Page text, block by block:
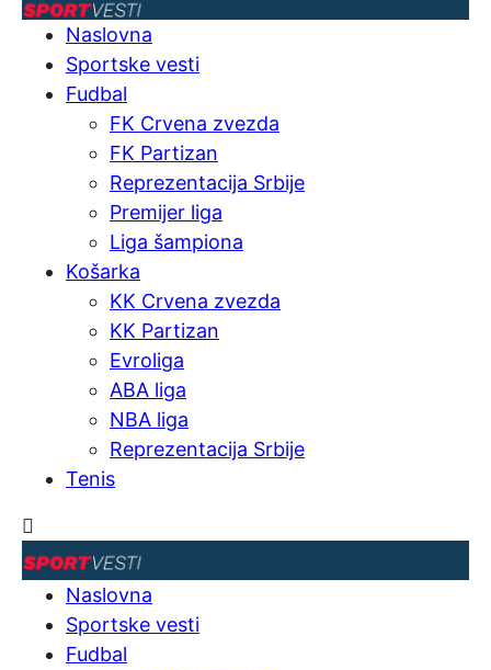
Naslovna
Sportske vesti
Fudbal
FK Crvena zvezda
FK Partizan
Reprezentacija Srbije
Premijer liga
Liga šampiona
Košarka
KK Crvena zvezda
KK Partizan
Evroliga
ABA liga
NBA liga
Reprezentacija Srbije
Tenis
Naslovna
Sportske vesti
Fudbal